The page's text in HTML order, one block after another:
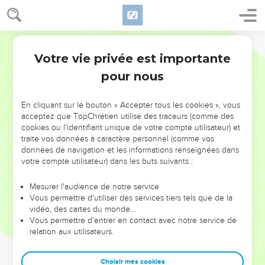
NE MANQUEZ PAS L’ÉVÉNEMENT
DE L’ANNÉE !
ET SI LEURS ERREURS POUVAIENT VOUS ÉVITER LES
VOTRES ?
leur foi ou leur vision. Mais on voit moins les doutes, les erreurs
et les saisons difficiles qu'ils ont traversés, alors même que ce
sont elles qui les ont façonnés.
Dans cette conférence, leaders, entrepreneurs, et responsables
clés pour avancer avec plus de sagesse afin que leurs erreurs
Votre vie privée est importante
pour nous
En cliquant sur le bouton « Accepter tous les cookies », vous
acceptez que TopChrétien utilise des traceurs (comme des
cookies ou l'identifiant unique de votre compte utilisateur) et
traite vos données à caractère personnel (comme vos
données de navigation et les informations renseignées dans
votre compte utilisateur) dans les buts suivants :
Mesurer l'audience de notre service
Vous permettre d'utiliser des services tiers tels que de la
vidéo, des cartes du monde…
Vous permettre d'entrer en contact avec notre service de
relation aux utilisateurs.
Choisir mes cookies